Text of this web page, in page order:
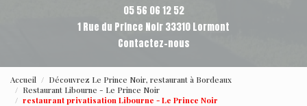
05 56 06 12 52
1 Rue du Prince Noir 33310 Lormont
Contactez-nous
Accueil
Découvrez Le Prince Noir, restaurant à Bordeaux
Restaurant Libourne - Le Prince Noir
restaurant privatisation Libourne - Le Prince Noir